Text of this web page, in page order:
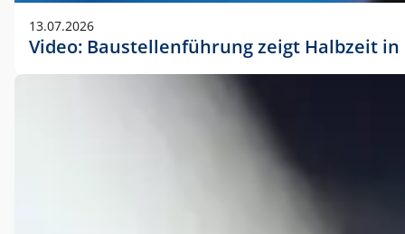
13.07.2026
Video: Baustellenführung zeigt Halbzeit